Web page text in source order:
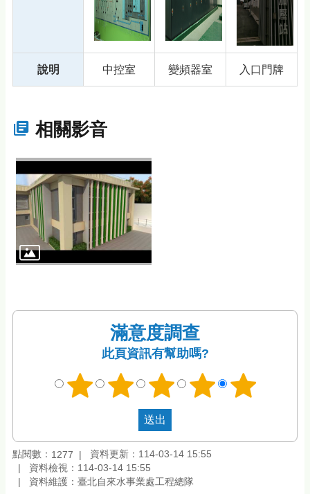
說明 中控室 變頻器室 入口門牌
相關影音
滿意度調查
此頁資訊有幫助嗎?
點閱數： 1277
資料更新：114-03-14 15:55
資料檢視：114-03-14 15:55
資料維護：臺北自來水事業處工程總隊